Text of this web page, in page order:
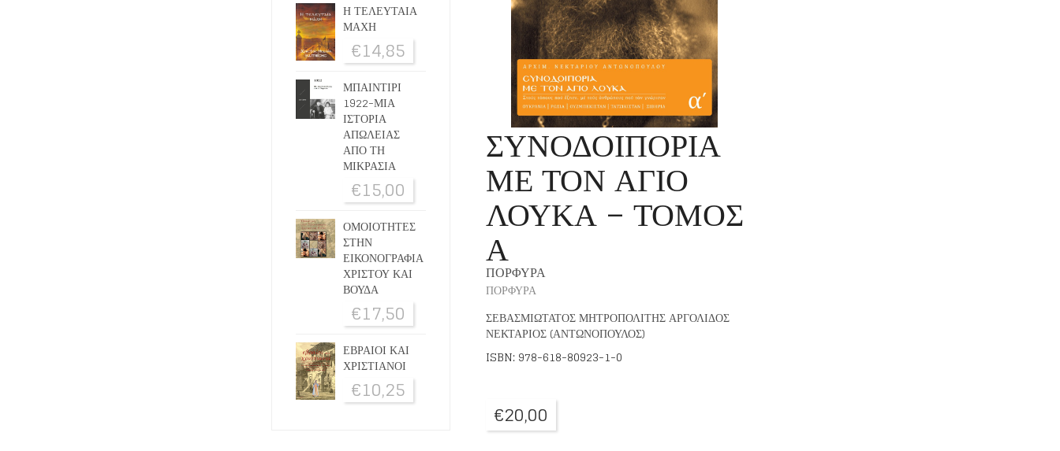
ΣΥΝΟΔΟΙΠΟΡΙΑ
ΜΕ ΤΟΝ ΑΓΙΟ
ΛΟΥΚΑ – ΤΟΜΟΣ
Α
ΠΟΡΦΥΡΑ
ΠΟΡΦΥΡΑ
ΣΕΒΑΣΜΙΩΤΑΤΟΣ ΜΗΤΡΟΠΟΛΙΤΗΣ ΑΡΓΟΛΙΔΟΣ
ΝΕΚΤΑΡΙΟΣ (ΑΝΤΩΝΟΠΟΥΛΟΣ)
ISBN: 978-618-80923-1-0
€20,00
Η ΤΕΛΕΥΤΑΙΑ
ΜΑΧΗ
€14,85
ΜΠΑΙΝΤΙΡΙ
1922-ΜΙΑ
ΙΣΤΟΡΙΑ
ΑΠΩΛΕΙΑΣ
ΑΠΟ ΤΗ
ΜΙΚΡΑΣΙΑ
€15,00
ΟΜΟΙΟΤΗΤΕΣ
ΣΤΗΝ
ΕΙΚΟΝΟΓΡΑΦΙΑ
ΧΡΙΣΤΟΥ ΚΑΙ
ΒΟΥΔΑ
€17,50
ΕΒΡΑΙΟΙ ΚΑΙ
ΧΡΙΣΤΙΑΝΟΙ
€10,25